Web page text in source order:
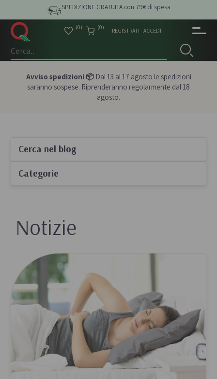
SPEDIZIONE GRATUITA con 79€ di spesa
(0) (0) REGISTRATI ACCEDI
Avviso spedizioni 📦Dal 13 al 17 agosto le spedizioni
saranno sospese. Riprenderanno regolarmente dal 18
agosto.
Cerca nel blog
Categorie
Notizie